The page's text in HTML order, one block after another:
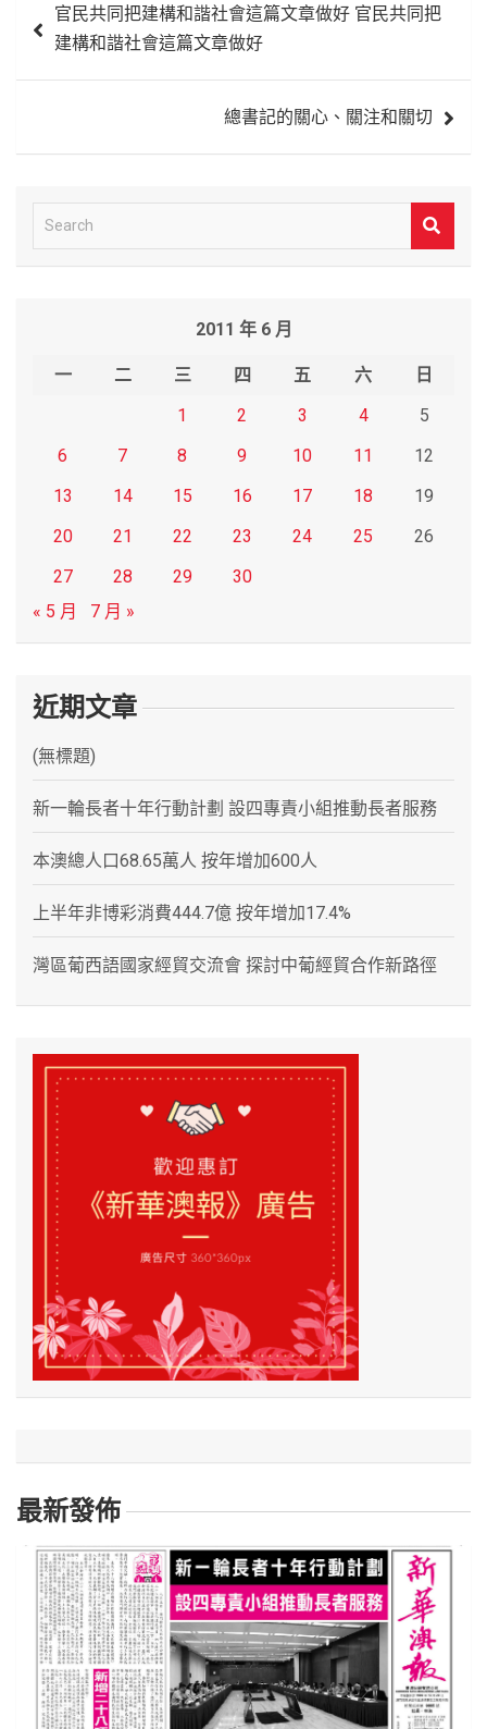
章
官民共同把建構和諧社會這篇文章做好 官民共同把
建構和諧社會這篇文章做好
總書記的關心、關注和關切
e
2011 年 6 月
一 二 三 四 五 六
日
1
2 3 4
5
6
7 8 9 10 11
12
13
14 15 16 17 18
19
20
21 22 23 24 25
26
27
28 29
30
« 5 月
7 月 »
近期文章
(無標題)
新一輪長者十年行動計劃 設四專責小組推動長者服務
本澳總人口68.65萬人 按年增加600人
上半年非博彩消費444.7億 按年增加17.4%
灣區葡西語國家經貿交流會 探討中葡經貿合作新路徑
最新發佈